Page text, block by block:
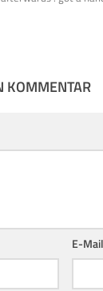
KOMMENTAR
E-